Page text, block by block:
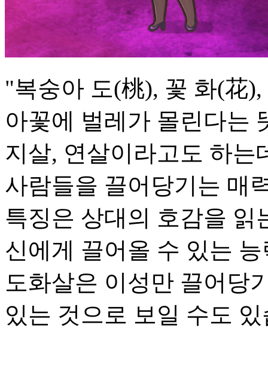
"복숭아 도(桃), 꽃 화(花
아꽃에 벌레가 몰린다는
지살, 연살이라고도 하는
사람들을 끌어당기는 매
특징은 상대의 호감을 읽
신에게 끌어올 수 있는
도화살은 이성만 끌어당
있는 것으로 보일 수도